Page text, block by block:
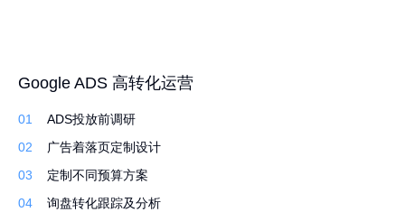
高转化外贸建站 持续获取询盘
01
先策划，再建站
02
定制建站系统，灵活易用
03
定制化设计，打造独特品牌
04
自适应，多语言
Google ADS 高转化运营
01
ADS投放前调研
02
广告着落页定制设计
03
定制不同预算方案
04
询盘转化跟踪及分析
外贸网站 Google SEO 白帽排名优化
01
行业调研了解产品
02
筛选合适的关键词排名
03
撰写原创文案 定期更新
04
高质量外链